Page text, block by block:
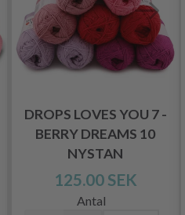
DROPS LOVES YOU 7 -
BERRY DREAMS 10
NYSTAN
125.00 SEK
Antal